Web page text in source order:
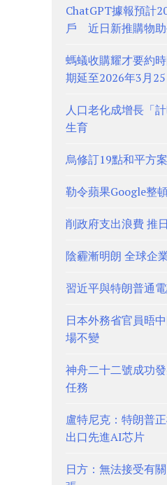
ChatGPT據報預計
戶 近日新推購物
螞蟻收購耀才要約
期延至2026年3月25
人口老化成增長「
生育
烏修訂19點和平方
勒令蘋果Google整
削政府支出浪費 推
陰霾漸明朗 全球企
習近平與特朗普通
日本外務省官員晤
場不變
神舟二十二號成功
任務
盧特尼克：特朗普
出口先進AI芯片
日方：無法接受有